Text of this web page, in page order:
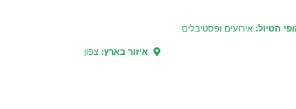
הטיול: אירועים ופסטיבלים
איזור בארץ: צפון